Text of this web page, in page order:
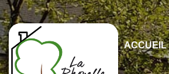
ACCUEIL